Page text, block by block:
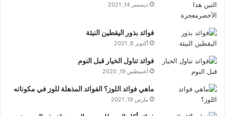
ديسمبر 14, 2021
فوائد بذور اليقطين النيئة
أكتوبر 8, 2021
فوائد تناول الخيار قبل النوم
أغسطس 19, 2020
ماهي فوائد اللوز؟ الفوائد المذهلة للوز في مكوناته
مارس 19, 2021